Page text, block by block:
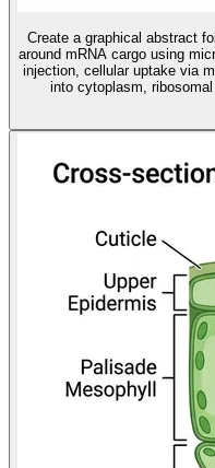
Create a graphical abstract
around mRNA cargo using
injection, cellular uptake via
into cytoplasm,